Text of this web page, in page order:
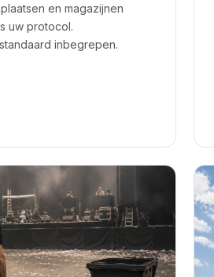
en magazijnen
uw protocol.
inbegrepen.